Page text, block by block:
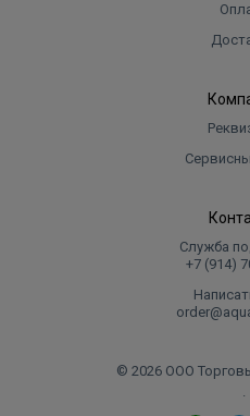
Служба
+7 (914)
© 2026 ООО
.